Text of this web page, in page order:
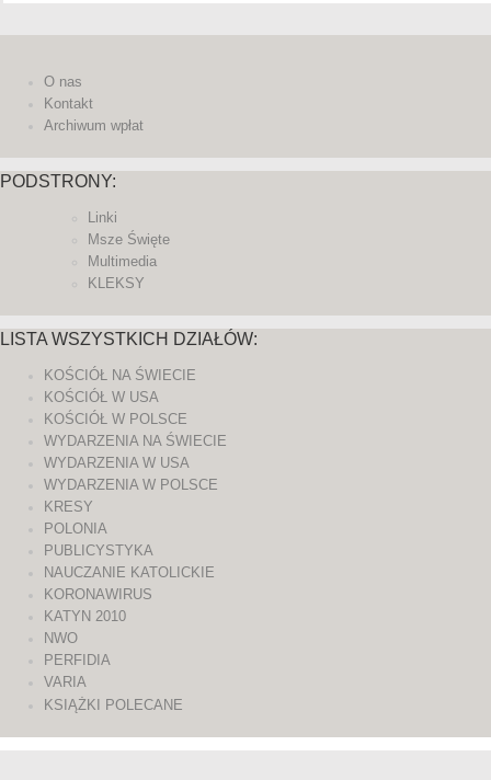
O nas
Kontakt
Archiwum wpłat
PODSTRONY:
Linki
Msze Święte
Multimedia
KLEKSY
LISTA WSZYSTKICH DZIAŁÓW:
KOŚCIÓŁ NA ŚWIECIE
KOŚCIÓŁ W USA
KOŚCIÓŁ W POLSCE
WYDARZENIA NA ŚWIECIE
WYDARZENIA W USA
WYDARZENIA W POLSCE
KRESY
POLONIA
PUBLICYSTYKA
NAUCZANIE KATOLICKIE
KORONAWIRUS
KATYN 2010
NWO
PERFIDIA
VARIA
KSIĄŻKI POLECANE